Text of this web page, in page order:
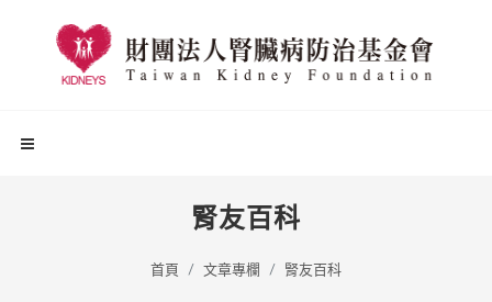
腎友百科
首頁 文章專欄 腎友百科